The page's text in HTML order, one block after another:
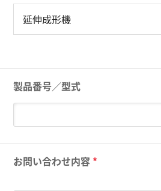
製品番号／型式
お問い合わせ内容 *